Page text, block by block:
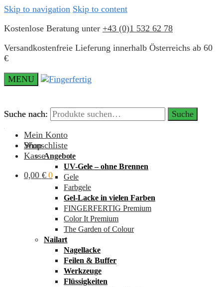
Skip to navigation Skip to content
Kostenlose Beratung unter +43 (0)1 532 62 78
Versandkostenfreie Lieferung innerhalb Österreichs ab 60
€
MENU
Suche nach: Suche
Mein Konto
Wunschliste
Kasse
0,00 € 0
Suche nach: Suche
Shop
Angebote
UV-Gele – ohne Brennen
Gele
Farbgele
Gel-Lacke in vielen Farben
FINGERFERTIG Premium
Color It Premium
The Garden of Colour
Nailart
Nagellacke
Feilen & Buffer
Werkzeuge
Flüssigkeiten